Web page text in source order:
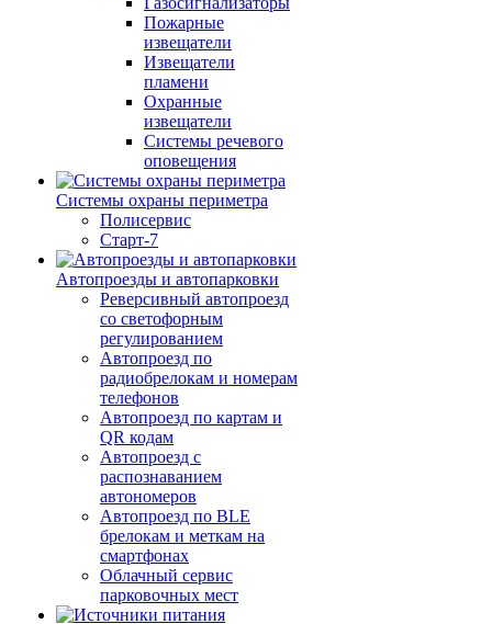
Пожарные
извещатели
Извещатели
пламени
Охранные
извещатели
Системы речевого
оповещения
Системы охраны периметра
Полисервис
Старт-7
Автопроезды и автопарковки
Реверсивный автопроезд
со светофорным
регулированием
Автопроезд по
радиобрелокам и номерам
телефонов
Автопроезд по картам и
QR кодам
Автопроезд с
распознаванием
автономеров
Автопроезд по BLE
брелокам и меткам на
смартфонах
Облачный сервис
парковочных мест